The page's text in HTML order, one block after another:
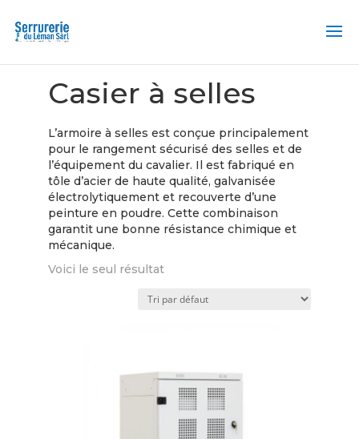
Casier à selles
L’armoire à selles est conçue principalement
pour le rangement sécurisé des selles et de
l’équipement du cavalier. Il est fabriqué en
tôle d’acier de haute qualité, galvanisée
électrolytiquement et recouverte d’une
peinture en poudre. Cette combinaison
garantit une bonne résistance chimique et
mécanique.
Voici le seul résultat